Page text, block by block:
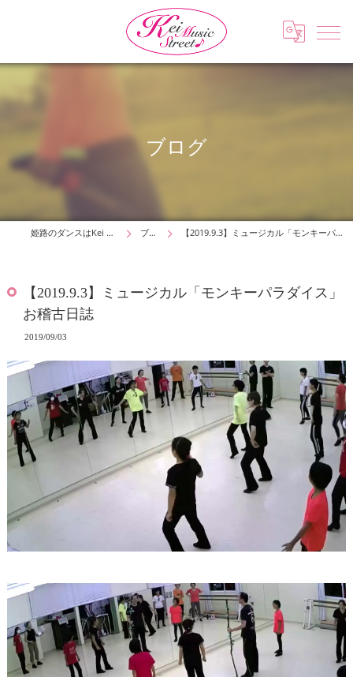
ブログ
姫路のダンスはKei Music Street ブログ 【2019.9.3】ミュージカル「モンキーパラダイス」お稽古日誌
【2019.9.3】ミュージカル「モンキーパラダイス」
お稽古日誌
2019/09/03